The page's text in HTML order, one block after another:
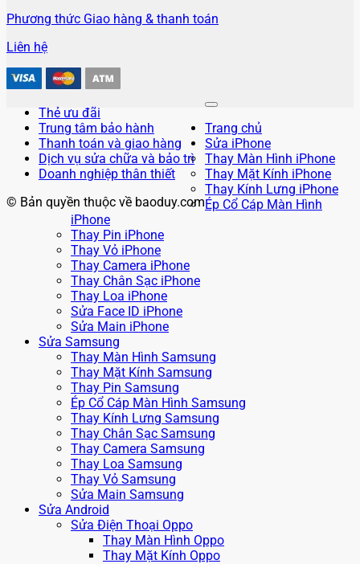
Phương thức Giao hàng & thanh toán
Liên hệ
Thẻ ưu đãi
Trung tâm bảo hành
Thanh toán và giao hàng
Dịch vụ sửa chữa và bảo trì
Doanh nghiệp thân thiết
© Bản quyền thuộc về baoduy.com
Trang chủ
Sửa iPhone
Thay Màn Hình iPhone
Thay Mặt Kính iPhone
Thay Kính Lưng iPhone
Ép Cổ Cáp Màn Hình
iPhone
Thay Pin iPhone
Thay Vỏ iPhone
Thay Camera iPhone
Thay Chân Sạc iPhone
Thay Loa iPhone
Sửa Face ID iPhone
Sửa Main iPhone
Sửa Samsung
Thay Màn Hình Samsung
Thay Mặt Kính Samsung
Thay Pin Samsung
Ép Cổ Cáp Màn Hình Samsung
Thay Kính Lưng Samsung
Thay Chân Sạc Samsung
Thay Camera Samsung
Thay Loa Samsung
Thay Vỏ Samsung
Sửa Main Samsung
Sửa Android
Sửa Điện Thoại Oppo
Thay Màn Hình Oppo
Thay Mặt Kính Oppo